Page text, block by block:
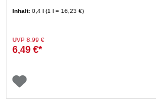
Inhalt: 0,4 l (1 l = 16,23 €)
Preis reduziert von
UVP 8,99 €auf
6,49 €*